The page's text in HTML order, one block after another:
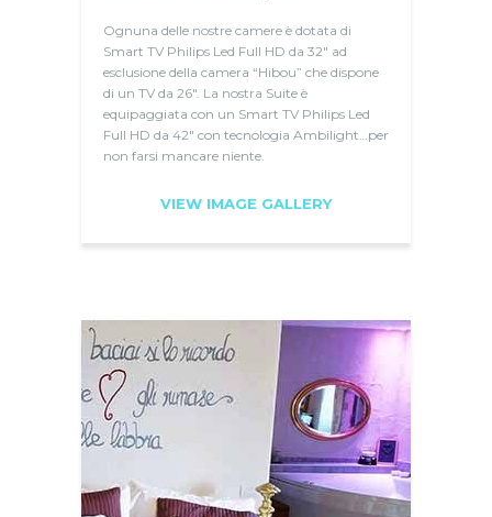
Ognuna delle nostre camere è dotata di
Smart TV Philips Led Full HD da 32″ ad
esclusione della camera “Hibou” che dispone
di un TV da 26″. La nostra Suite è
equipaggiata con un Smart TV Philips Led
Full HD da 42″ con tecnologia Ambilight…per
non farsi mancare niente.
VIEW IMAGE GALLERY